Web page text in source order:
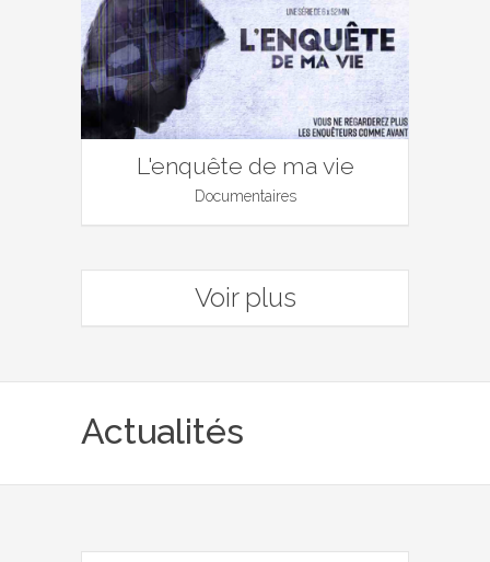
L'enquête de ma vie
Documentaires
Voir plus
Actualités